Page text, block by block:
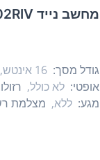
מחשב נייד Lenovo ThinkPad L16 Gen 1 21L3002RIV לנובו
גודל מסך: 16‏ אינטש,
אופטי: לא כולל,
מגע: ללא, מצלמת